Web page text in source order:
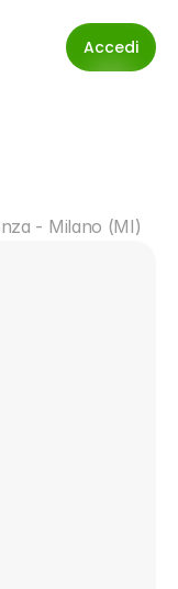
Accedi
- Milano (MI)